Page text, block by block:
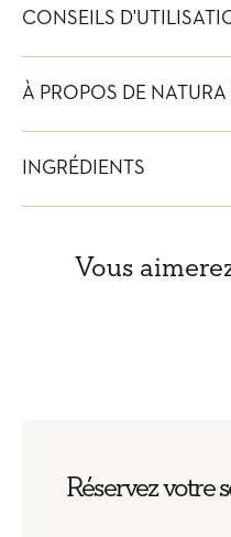
CONSEILS
À PROPOS DE NATURA
INGRÉDIENTS
Vous
Réservez votre